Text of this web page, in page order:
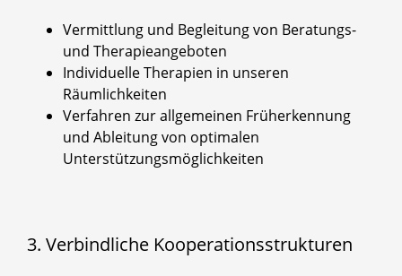
Vermittlung und Begleitung von Beratungs-
und Therapieangeboten
Individuelle Therapien in unseren
Räumlichkeiten
Verfahren zur allgemeinen Früherkennung
und Ableitung von optimalen
Unterstützungsmöglichkeiten
3. Verbindliche Kooperationsstrukturen